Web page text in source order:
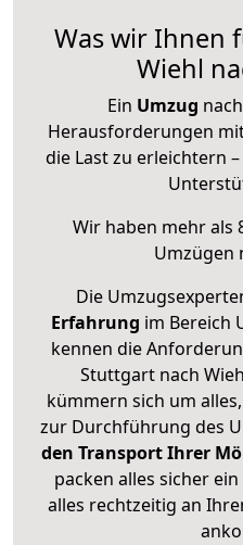
Was wir Ihnen
Wiehl
Ein Umzug
Herausforderungen
die Last zu erleichtern
Wir haben mehr als
Umzügen
Die
Erfahrung im Bereich
kennen die
Stuttgart nach
kümmern sich um
zur Durchführung des
den Transport Ihrer
packen alles sicher
alles rechtzeitig an